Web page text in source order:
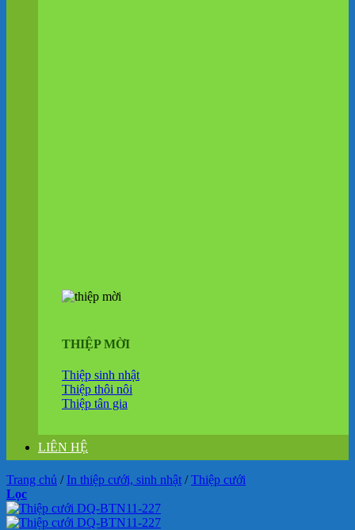
THIỆP MỜI
Thiệp sinh nhật
Thiệp thôi nôi
Thiệp tân gia
LIÊN HỆ
Trang chủ / In thiệp cưới, sinh nhật / Thiệp cưới
Lọc